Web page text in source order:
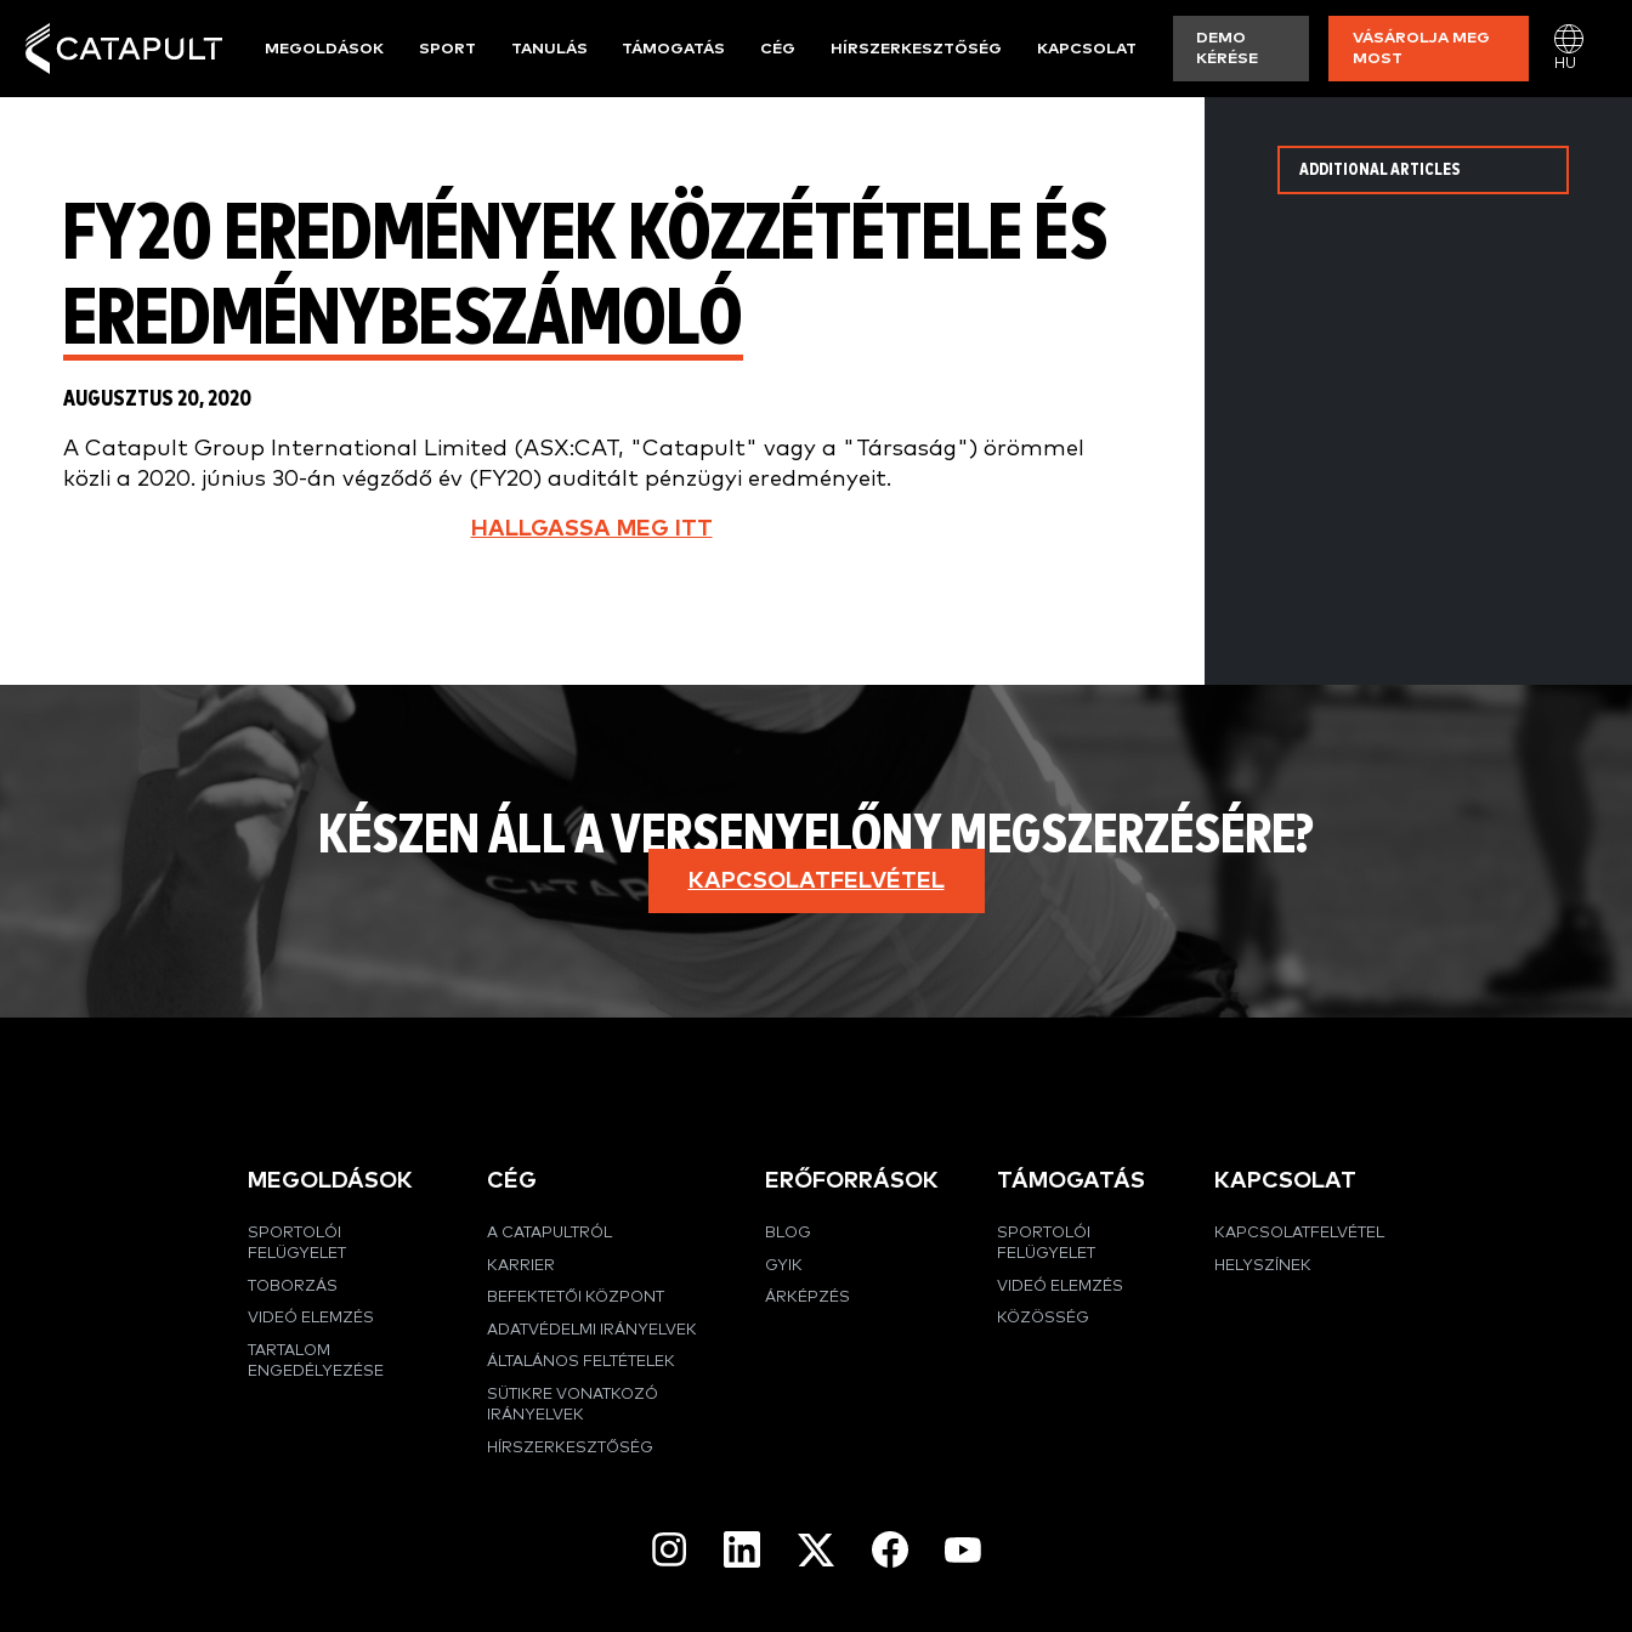
MEGOLDÁSOK SPORT TANULÁS TÁMOGATÁS CÉG HÍRSZERKESZTŐSÉG KAPCSOLAT
DEMO
KÉRÉSE
VÁSÁROLJA MEG
MOST
HU
FY20 EREDMÉNYEK KÖZZÉTÉTELE ÉS
EREDMÉNYBESZÁMOLÓ
AUGUSZTUS 20, 2020
A Catapult Group International Limited (ASX:CAT, "Catapult" vagy a "Társaság") örömmel
közli a 2020. június 30-án végződő év (FY20) auditált pénzügyi eredményeit.
HALLGASSA MEG ITT
ADDITIONAL ARTICLES
KÉSZEN ÁLL A VERSENYELŐNY MEGSZERZÉSÉRE?
KAPCSOLATFELVÉTEL
MEGOLDÁSOK
SPORTOLÓI
FELÜGYELET
TOBORZÁS
VIDEÓ ELEMZÉS
TARTALOM
ENGEDÉLYEZÉSE
CÉG
A CATAPULTRÓL
KARRIER
BEFEKTETŐI KÖZPONT
ADATVÉDELMI IRÁNYELVEK
ÁLTALÁNOS FELTÉTELEK
SÜTIKRE VONATKOZÓ
IRÁNYELVEK
HÍRSZERKESZTŐSÉG
ERŐFORRÁSOK
BLOG
GYIK
ÁRKÉPZÉS
TÁMOGATÁS
SPORTOLÓI
FELÜGYELET
VIDEÓ ELEMZÉS
KÖZÖSSÉG
KAPCSOLAT
KAPCSOLATFELVÉTEL
HELYSZÍNEK